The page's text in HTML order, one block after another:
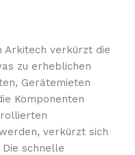
Arkitech verkürzt die
zu erheblichen
Gerätemieten
Komponenten
verkürzt sich
schnelle